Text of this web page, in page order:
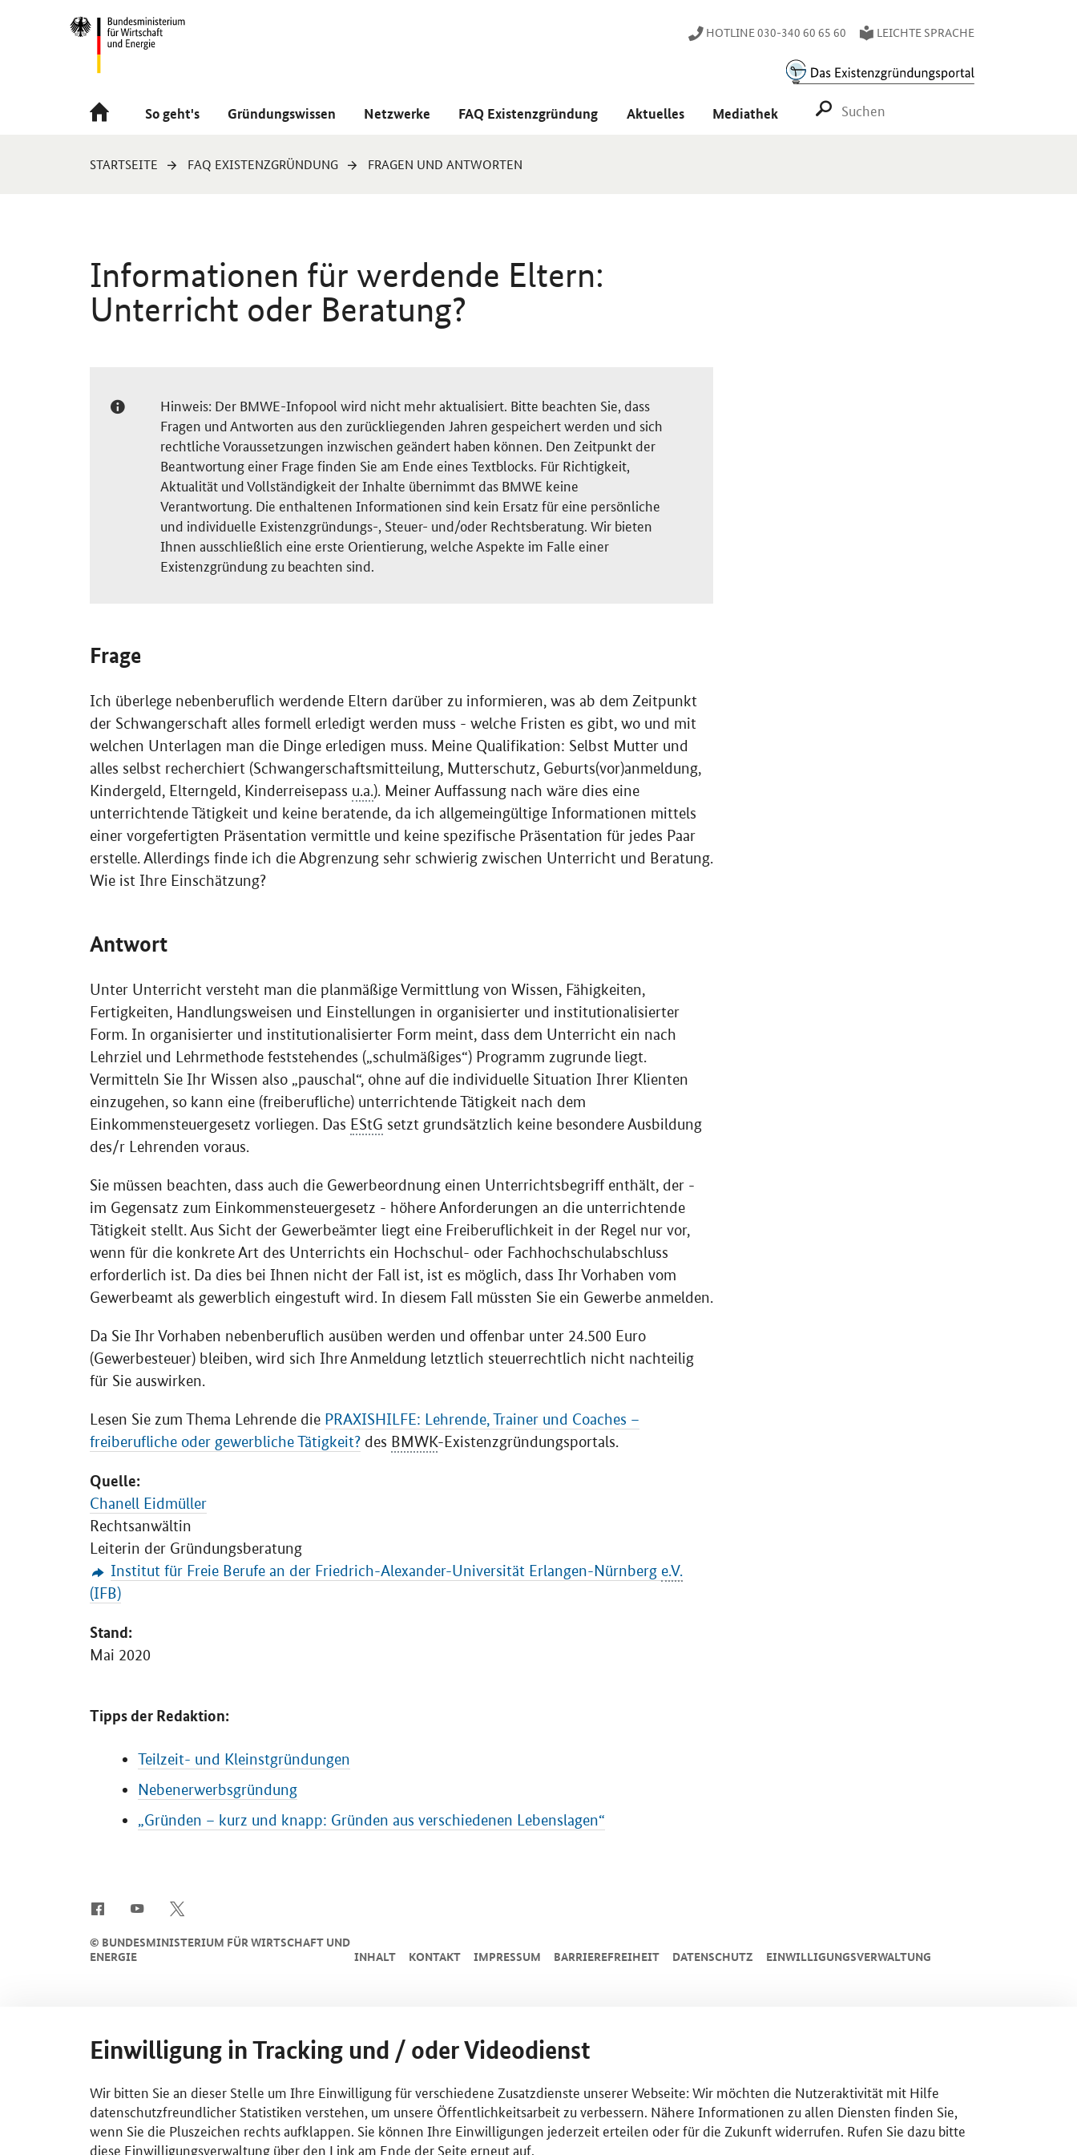
Navigation
Hauptmenü HOTLINE 030-340 60 65 60 LEICHTE SPRACHE
So geht's Gründungswissen Netzwerke FAQ Existenzgründung Aktuelles Mediathek SUCHE STARTEN
Sie
STARTSEITE FAQ EXISTENZGRÜNDUNG FRAGEN UND ANTWORTEN
Informationen für werdende Eltern:
Unterricht oder Beratung?
Hinweis: Der BMWE-Infopool wird nicht mehr aktualisiert. Bitte beachten Sie, dass
Fragen und Antworten aus den zurückliegenden Jahren gespeichert werden und sich
rechtliche Voraussetzungen inzwischen geändert haben können. Den Zeitpunkt der
Beantwortung einer Frage finden Sie am Ende eines Textblocks. Für Richtigkeit,
Aktualität und Vollständigkeit der Inhalte übernimmt das BMWE keine
Verantwortung. Die enthaltenen Informationen sind kein Ersatz für eine persönliche
und individuelle Existenzgründungs-, Steuer- und/oder Rechtsberatung. Wir bieten
Ihnen ausschließlich eine erste Orientierung, welche Aspekte im Falle einer
Existenzgründung zu beachten sind.
Frage
Ich überlege nebenberuflich werdende Eltern darüber zu informieren, was ab dem Zeitpunkt
der Schwangerschaft alles formell erledigt werden muss - welche Fristen es gibt, wo und mit
welchen Unterlagen man die Dinge erledigen muss. Meine Qualifikation: Selbst Mutter und
alles selbst recherchiert (Schwangerschaftsmitteilung, Mutterschutz, Geburts(vor)anmeldung,
Kindergeld, Elterngeld, Kinderreisepass u.a.). Meiner Auffassung nach wäre dies eine
unterrichtende Tätigkeit und keine beratende, da ich allgemeingültige Informationen mittels
einer vorgefertigten Präsentation vermittle und keine spezifische Präsentation für jedes Paar
erstelle. Allerdings finde ich die Abgrenzung sehr schwierig zwischen Unterricht und Beratung.
Wie ist Ihre Einschätzung?
Antwort
Unter Unterricht versteht man die planmäßige Vermittlung von Wissen, Fähigkeiten,
Fertigkeiten, Handlungsweisen und Einstellungen in organisierter und institutionalisierter
Form. In organisierter und institutionalisierter Form meint, dass dem Unterricht ein nach
Lehrziel und Lehrmethode feststehendes („schulmäßiges“) Programm zugrunde liegt.
Vermitteln Sie Ihr Wissen also „pauschal“, ohne auf die individuelle Situation Ihrer Klienten
einzugehen, so kann eine (freiberufliche) unterrichtende Tätigkeit nach dem
Einkommensteuergesetz vorliegen. Das EStG setzt grundsätzlich keine besondere Ausbildung
des/r Lehrenden voraus.
Sie müssen beachten, dass auch die Gewerbeordnung einen Unterrichtsbegriff enthält, der -
im Gegensatz zum Einkommensteuergesetz - höhere Anforderungen an die unterrichtende
Tätigkeit stellt. Aus Sicht der Gewerbeämter liegt eine Freiberuflichkeit in der Regel nur vor,
wenn für die konkrete Art des Unterrichts ein Hochschul- oder Fachhochschulabschluss
erforderlich ist. Da dies bei Ihnen nicht der Fall ist, ist es möglich, dass Ihr Vorhaben vom
Gewerbeamt als gewerblich eingestuft wird. In diesem Fall müssten Sie ein Gewerbe anmelden.
Da Sie Ihr Vorhaben nebenberuflich ausüben werden und offenbar unter 24.500 Euro
(Gewerbesteuer) bleiben, wird sich Ihre Anmeldung letztlich steuerrechtlich nicht nachteilig
für Sie auswirken.
Lesen Sie zum Thema Lehrende die PRAXISHILFE: Lehrende, Trainer und Coaches –
freiberufliche oder gewerbliche Tätigkeit? des BMWK-Existenzgründungsportals.
Quelle:
Chanell Eidmüller
Rechtsanwältin
Leiterin der Gründungsberatung
Institut für Freie Berufe an der Friedrich-Alexander-Universität Erlangen-Nürnberg e.V.
(IFB)
Stand:
Mai 2020
Tipps der Redaktion:
Teilzeit- und Kleinstgründungen
Nebenerwerbsgründung
„Gründen – kurz und knapp: Gründen aus verschiedenen Lebenslagen“
© BUNDESMINISTERIUM FÜR WIRTSCHAFT UND
ENERGIE
INHALT KONTAKT IMPRESSUM BARRIEREFREIHEIT DATENSCHUTZ EINWILLIGUNGSVERWALTUNG
Einwilligung in Tracking und / oder Videodienst
Wir bitten Sie an dieser Stelle um Ihre Einwilligung für verschiedene Zusatzdienste unserer Webseite: Wir möchten die Nutzeraktivität mit Hilfe
datenschutzfreundlicher Statistiken verstehen, um unsere Öffentlichkeitsarbeit zu verbessern. Nähere Informationen zu allen Diensten finden Sie,
wenn Sie die Pluszeichen rechts aufklappen. Sie können Ihre Einwilligungen jederzeit erteilen oder für die Zukunft widerrufen. Rufen Sie dazu bitte
diese Einwilligungsverwaltung über den Link am Ende der Seite erneut auf.